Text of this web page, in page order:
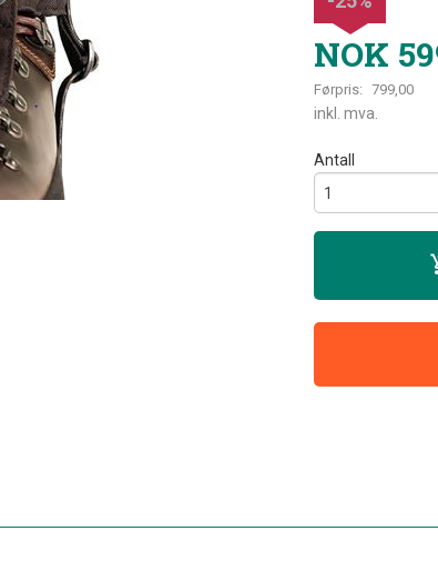
NOK
Førpris: 799,00
Rabatt
inkl. mva.
Antall